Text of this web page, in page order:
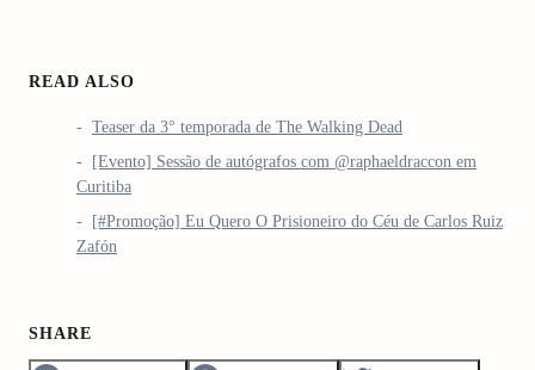
READ ALSO
Teaser da 3° temporada de The Walking Dead
[Evento] Sessão de autógrafos com @raphaeldraccon em
Curitiba
[#Promoção] Eu Quero O Prisioneiro do Céu de Carlos Ruiz
Zafón
SHARE